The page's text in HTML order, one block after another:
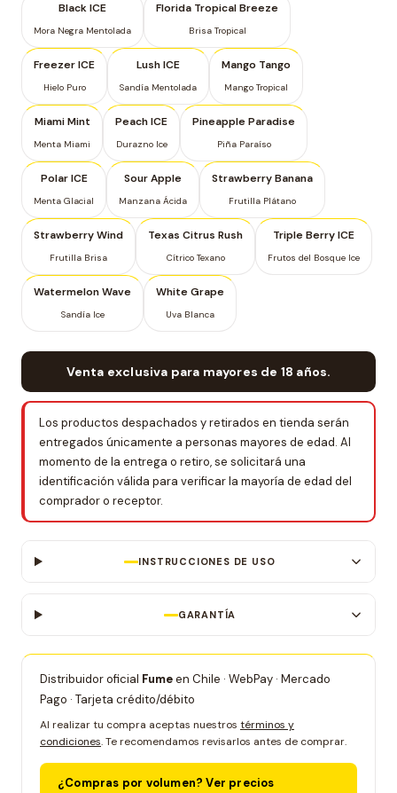
Black ICE
Mora Negra Mentolada
Florida Tropical Breeze
Brisa Tropical
Freezer ICE
Hielo Puro
Lush ICE
Sandía Mentolada
Mango Tango
Mango Tropical
Miami Mint
Menta Miami
Peach ICE
Durazno Ice
Pineapple Paradise
Piña Paraíso
Polar ICE
Menta Glacial
Sour Apple
Manzana Ácida
Strawberry Banana
Frutilla Plátano
Strawberry Wind
Frutilla Brisa
Texas Citrus Rush
Cítrico Texano
Triple Berry ICE
Frutos del Bosque Ice
Watermelon Wave
Sandía Ice
White Grape
Uva Blanca
Venta exclusiva para mayores de 18 años.
Los productos despachados y retirados en tienda serán
entregados únicamente a personas mayores de edad. Al
momento de la entrega o retiro, se solicitará una
identificación válida para verificar la mayoría de edad del
comprador o receptor.
INSTRUCCIONES DE USO
GARANTÍA
Distribuidor oficial Fumeen Chile · WebPay · Mercado
Pago · Tarjeta crédito/débito
Al realizar tu compra aceptas nuestros términos y
condiciones. Te recomendamos revisarlos antes de comprar.
¿Compras por volumen? Ver precios